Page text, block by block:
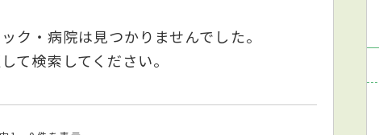
ク・病院は見つかりませんでした。
て検索してください。